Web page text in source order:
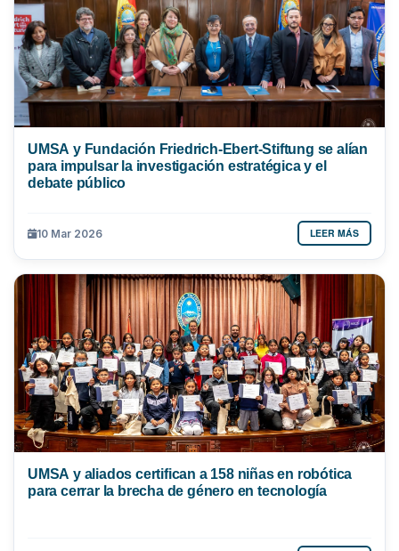
UMSA y Fundación Friedrich-Ebert-Stiftung se alían
para impulsar la investigación estratégica y el
debate público
10 Mar 2026 LEER MÁS
UMSA y aliados certifican a 158 niñas en robótica
para cerrar la brecha de género en tecnología